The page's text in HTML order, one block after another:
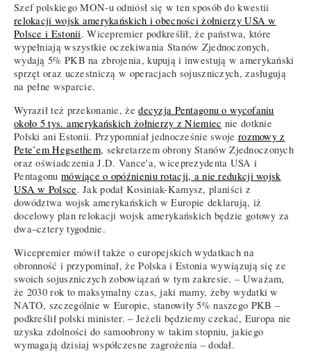
Szef polskiego MON-u odniósł się w ten sposób do kwestii
relokacji wojsk amerykańskich i obecności żołnierzy USA w
Polsce i Estonii. Wicepremier podkreślił, że państwa, które
wypełniają wszystkie oczekiwania Stanów Zjednoczonych,
wydają 5% PKB na zbrojenia, kupują i inwestują w amerykański
sprzęt oraz uczestniczą w operacjach sojuszniczych, zasługują
na pełne wsparcie.
Wyraził też przekonanie, żedecyzja Pentagonu o wycofaniu
około 5 tys. amerykańskich żołnierzy z Niemiec nie dotknie
Polski ani Estonii. Przypomniał jednocześnie swoje rozmowy z
Pete’em Hegsethem, sekretarzem obrony Stanów Zjednoczonych
oraz oświadczenia J.D. Vance'a, wiceprezydenta USA i
Pentagonu mówiące o opóźnieniu rotacji, a nie redukcji wojsk
USA w Polsce. Jak podał Kosiniak-Kamysz, planiści z
dowództwa wojsk amerykańskich w Europie deklarują, iż
docelowy plan relokacji wojsk amerykańskich będzie gotowy za
dwa–cztery tygodnie.
Wicepremier mówił także o europejskich wydatkach na
obronność i przypominał, że Polska i Estonia wywiązują się ze
swoich sojuszniczych zobowiązań w tym zakresie. – Uważam,
że 2030 rok to maksymalny czas, jaki mamy, żeby wydatki w
NATO, szczególnie w Europie, stanowiły 5% naszego PKB –
podkreślił polski minister. – Jeżeli będziemy czekać, Europa nie
uzyska zdolności do samoobrony w takim stopniu, jakiego
wymagają dzisiaj współczesne zagrożenia – dodał.